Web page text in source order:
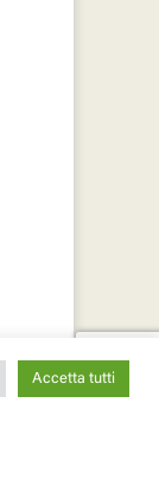
Accetta tutti